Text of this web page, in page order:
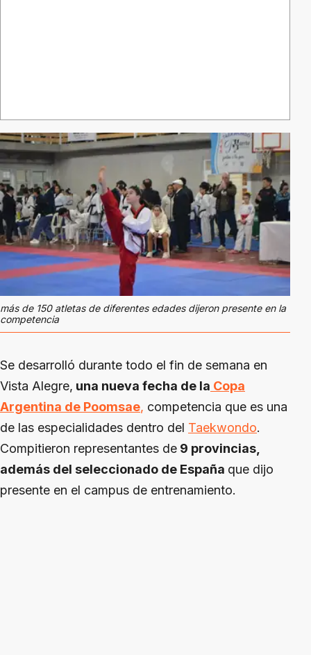
más de 150 atletas de diferentes edades dijeron presente en la
competencia
Se desarrolló durante todo el fin de semana en
Vista Alegre, una nueva fecha de la Copa
Argentina de Poomsae, competencia que es una
de las especialidades dentro del Taekwondo.
Compitieron representantes de 9 provincias,
además del seleccionado de España que dijo
presente en el campus de entrenamiento.